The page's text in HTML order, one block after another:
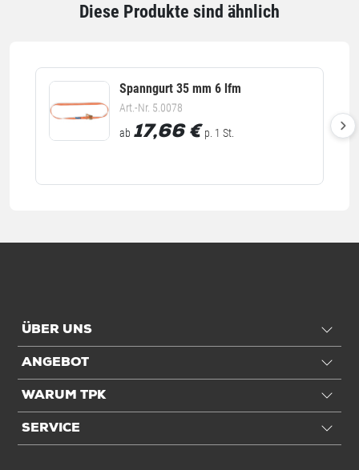
Diese Produkte sind ähnlich
Spanngurt 35 mm 6 lfm
Art.-Nr. 5.0078
ab 17,66 € p. 1 St.
ÜBER UNS
ANGEBOT
WARUM TPK
SERVICE